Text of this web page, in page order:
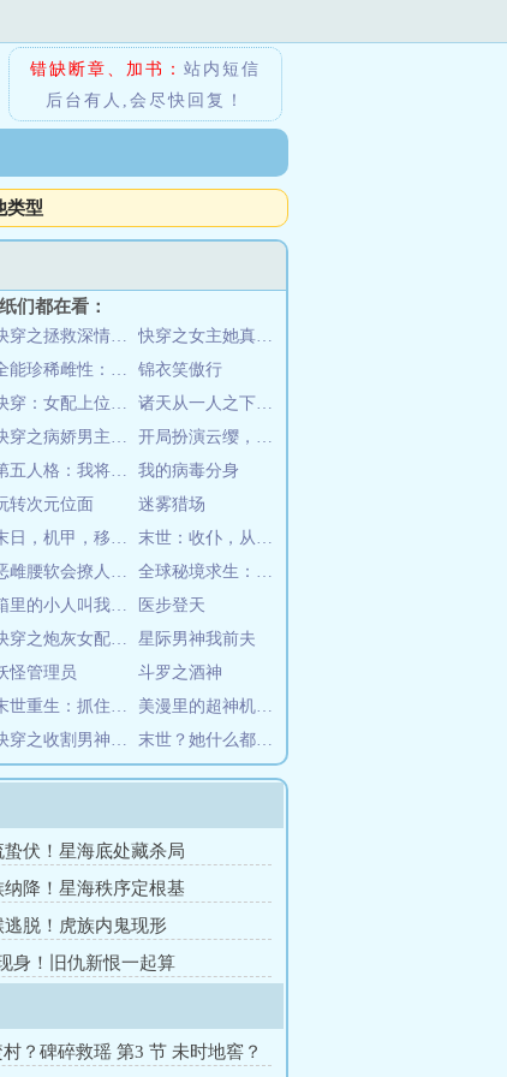
错缺断章、加书： 站内短信
后台有人,会尽快回复！
类型
们都在看：
快穿之拯救深情男配
快穿之女主她真的不甜
全能珍稀雌性：大佬们排队想嫁她
锦衣笑傲行
快穿：女配上位手册
诸天从一人之下开始
快穿之病娇男主独占你
开局扮演云缨，震惊全球！
第五人格：我将救赎一切
我的病毒分身
转次元位面
迷雾猎场
末日，机甲，移动堡垒
末世：收仆，从御姐上司开始！
恶雌腰软会撩人，深陷雄竞修罗场
全球秘境求生：我能提升奖励等级
箱里的小人叫我人祖
医步登天
快穿之炮灰女配不容易
星际男神我前夫
怪管理员
斗罗之酒神
末世重生：抓住邻家竹马
美漫里的超神机械师
快穿之收割男神我很忙
末世？她什么都有，还能打
伏！星海底处藏杀局
降！星海秩序定根基
脱！虎族内鬼现形
身！旧仇新恨一起算
？碑碎救瑶 第3 节 未时地窖？